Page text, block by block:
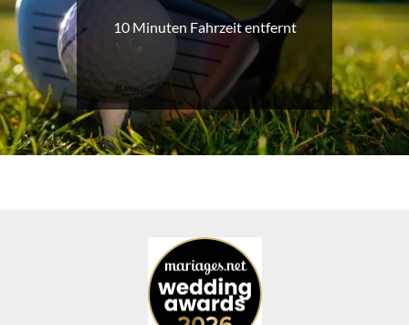
10 Minuten Fahrzeit entfernt